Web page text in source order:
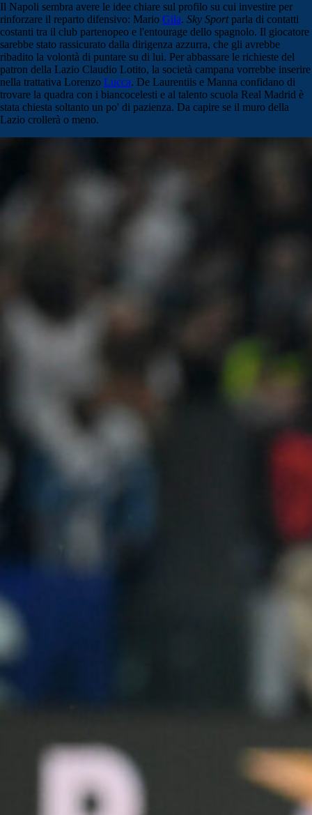
Il Napoli sembra avere le idee chiare sul profilo su cui investire per
rinforzare il reparto difensivo: Mario Gila. Sky Sportparla di contatti
costanti tra il club partenopeo e l'entourage dello spagnolo. Il giocatore
sarebbe stato rassicurato dalla dirigenza azzurra, che gli avrebbe
ribadito la volontà di puntare su di lui. Per abbassare le richieste del
patron della Lazio Claudio Lotito, la società campana vorrebbe inserire
nella trattativa Lorenzo Lucca. De Laurentiis e Manna confidano di
trovare la quadra con i biancocelesti e al talento scuola Real Madrid è
stata chiesta soltanto un po' di pazienza. Da capire se il muro della
Lazio crollerà o meno.